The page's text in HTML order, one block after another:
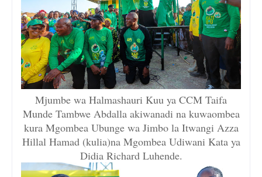
Mjumbe wa Halmashauri Kuu ya CCM Taifa
Munde Tambwe Abdalla akiwanadi na kuwaombea
kura Mgombea Ubunge wa Jimbo la Itwangi Azza
Hillal Hamad (kulia)na Mgombea Udiwani Kata ya
Didia Richard Luhende.